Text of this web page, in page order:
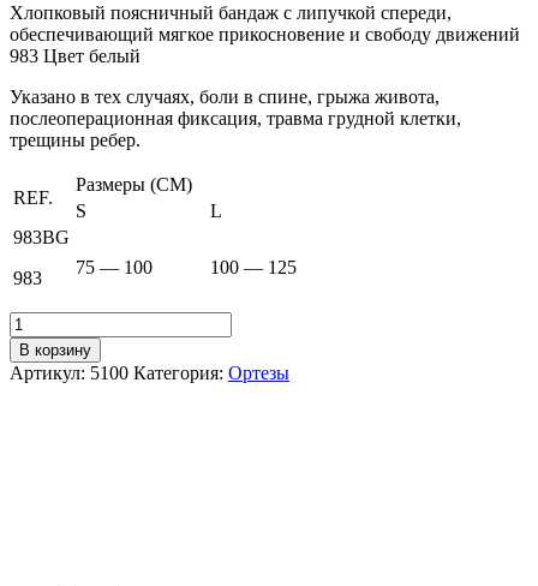
Хлопковый поясничный бандаж с липучкой спереди,
обеспечивающий мягкое прикосновение и свободу движений
983 Цвет белый
Указано в тех случаях, боли в спине, грыжа живота,
послеоперационная фиксация, травма грудной клетки,
трещины ребер.
REF.
Размеры (CM)
S
L
983BG
983
75 — 100 100 — 125
Количество
товара
Поясничный
бандаж
В корзину
Артикул: 5100 Категория: Ортезы